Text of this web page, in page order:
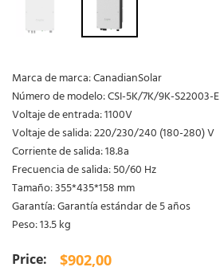
Marca de marca: CanadianSolar
Número de modelo: CSI-5K/7K/9K-S22003-E
Voltaje de entrada: 1100V
Voltaje de salida: 220/230/240 (180-280) V
Corriente de salida: 18.8a
Frecuencia de salida: 50/60 Hz
Tamaño: 355*435*158 mm
Garantía: Garantía estándar de 5 años
Peso: 13.5 kg
$902,00